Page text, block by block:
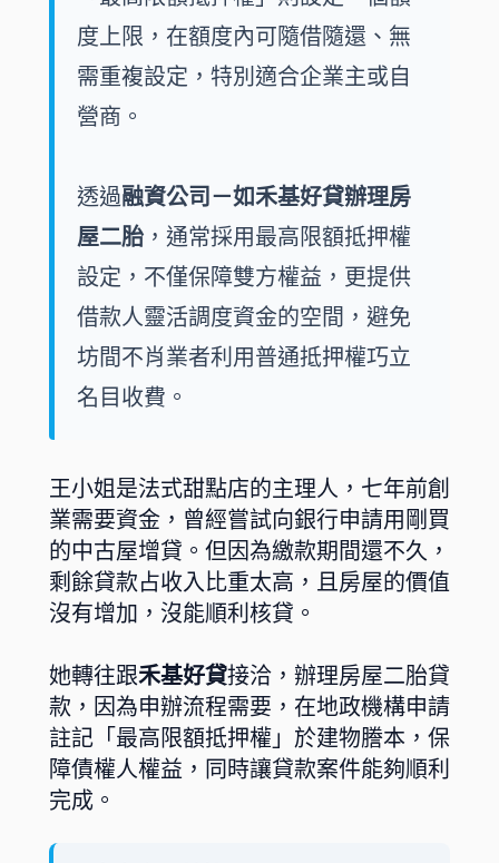
線上申貸
度上限，在額度內可隨借隨還、無
需重複設定，特別適合企業主或自
營商。
透過融資公司－如禾基好貸辦理房
屋二胎 ，通常採用最高限額抵押權
設定，不僅保障雙方權益，更提供
借款人靈活調度資金的空間，避免
坊間不肖業者利用普通抵押權巧立
名目收費。
王小姐是法式甜點店的主理人，七年前創
業需要資金，曾經嘗試向銀行申請用剛買
的中古屋增貸。但因為繳款期間還不久，
剩餘貸款占收入比重太高，且房屋的價值
沒有增加，沒能順利核貸。
她轉往跟禾基好貸接洽，辦理房屋二胎貸
款，因為申辦流程需要，在地政機構申請
註記「最高限額抵押權」於建物謄本，保
障債權人權益，同時讓貸款案件能夠順利
完成。